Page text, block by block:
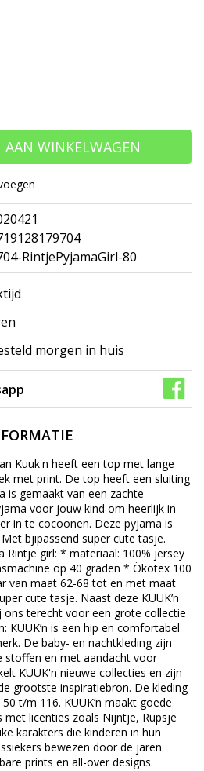
AAN WINKELWAGEN
RintjePyjamaGirl-80
morgen in huis
Kuuk'n heeft een top met lange
met print. De top heeft een sluiting
is gemaakt van een zachte
voor jouw kind om heerlijk in
in te cocoonen. Deze pyjama is
bjipassend super cute tasje.
Rintje girl: * materiaal: 100% jersey
op 40 graden * Ökotex 100
van maat 62-68 tot en met maat
cute tasje. Naast deze KUUK’n
ons terecht voor een grote collectie
KUUK’n is een hip en comfortabel
De baby- en nachtkleding zijn
stoffen en met aandacht voor
KUUK'n nieuwe collecties en zijn
grootste inspiratiebron. De kleding
t/m 116. KUUK’n maakt goede
licenties zoals Nijntje, Rupsje
karakters die kinderen in hun
bewezen door de jaren
prints en all-over designs.